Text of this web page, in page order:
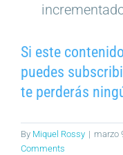
Si este
puedes
te perderás
By Miquel Rossy | marzo
Comments